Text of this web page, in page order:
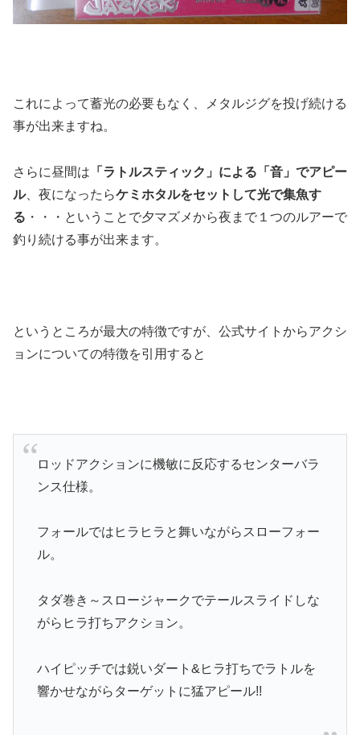
これによって蓄光の必要もなく、メタルジグを投げ続ける
事が出来ますね。
さらに昼間は 「ラトルスティック」による「音」でアピー
ル、夜になったらケミホタルをセットして光で集魚す
る ・・・ということで夕マズメから夜まで１つのルアーで
釣り続ける事が出来ます。
というところが最大の特徴ですが、公式サイトからアクシ
ョンについての特徴を引用すると
ロッドアクションに機敏に反応するセンターバラ
ンス仕様。
フォールではヒラヒラと舞いながらスローフォー
ル。
タダ巻き～スロージャークでテールスライドしな
がらヒラ打ちアクション。
ハイピッチでは鋭いダート&ヒラ打ちでラトルを
響かせながらターゲットに猛アピール!!